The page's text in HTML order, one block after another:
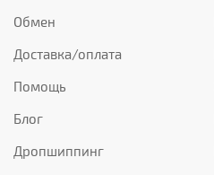
Обмен
Доставка/оплата
Помощь
Блог
Дропшиппинг